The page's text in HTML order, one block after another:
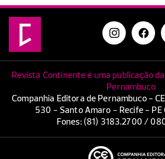
Revista Continente é uma publicação
Pernambuco
Companhia Editora de Pernambuco -
530 - Santo Amaro - Recife - PE
Fones: (81) 3183.2700 /